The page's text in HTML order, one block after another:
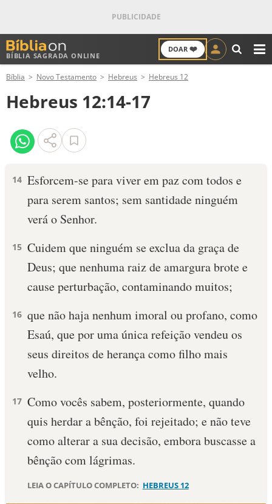
BÍBLIA SAGRADA ONLINE
DOAR ❤️
ANTIGO TESTAMENTO
NOVO TESTAMENTO
VERSÍCULOS
PALAVRA DO DIA
DEVOCIONAL DIÁRIO
10 MANDAMENTOS
ESTUDOS BÍBLICOS
ESBOÇOS DE PREGAÇÃO
PERGUNTE À BÍBLIA IA
QUEM SOMOS
Bíblia Novo Testamento Hebreus Hebreus 12
Hebreus 12:14-17
14 Esforcem-se para viver em paz com todos e
para serem santos; sem santidade ninguém
verá o Senhor.
15 Cuidem que ninguém se exclua da graça de
Deus; que nenhuma raiz de amargura brote e
cause perturbação, contaminando muitos;
16 que não haja nenhum imoral ou profano, como
Esaú, que por uma única refeição vendeu os
seus direitos de herança como filho mais
velho.
17 Como vocês sabem, posteriormente, quando
quis herdar a bênção, foi rejeitado; e não teve
como alterar a sua decisão, embora buscasse a
bênção com lágrimas.
LEIA O CAPÍTULO COMPLETO: HEBREUS 12